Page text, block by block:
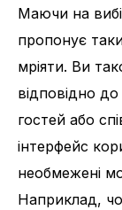
Маючи на
пропонує
мріяти. Ви
відповідно
гостей або
інтерфейс
необмежені
Наприклад,